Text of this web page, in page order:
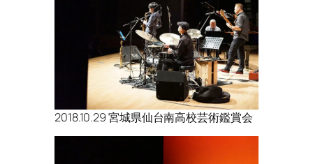
2018.10.29 宮城県仙台南高校芸術鑑賞会